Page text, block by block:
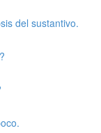
del sustantivo.